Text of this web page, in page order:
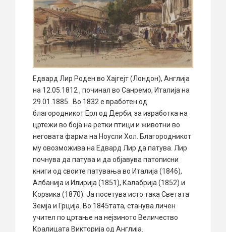
Едвард Лир Роден во Хајгејт (Лондон), Англија
на 12.05.1812 , починал во Санремо, Италија на
29.01.1885. Во 1832 е вработен од
благородникот Ерл од Дерби, за изработка на
цртежи во боја на ретки птици и животни во
неговата фарма на Ноусли Хол. Благородникот
му овозможива на Едвард Лир да патува. Лир
почнува да патува и да објавува патописни
книги од своите патувања во Италија (1846),
Албанија и Илирија (1851), Калабрија (1852) и
Корзика (1870). Ја посетува исто така Светата
Земја и Грција. Во 1845тата, станува личен
учител по цртање на нејзиното Величество
Кралицата Викторија од Англија.